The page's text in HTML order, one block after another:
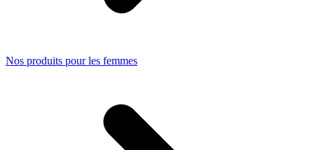
Nos produits pour les femmes